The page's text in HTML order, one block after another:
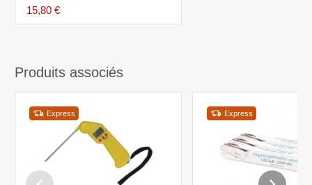
15,80 €
Produits associés
Express Express